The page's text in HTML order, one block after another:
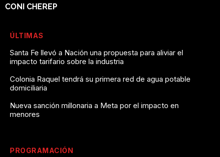
CONI CHEREP
ÚLTIMAS
Santa Fe llevó a Nación una propuesta para aliviar el
impacto tarifario sobre la industria
Colonia Raquel tendrá su primera red de agua potable
domiciliaria
Nueva sanción millonaria a Meta por el impacto en
menores
PROGRAMACIÓN